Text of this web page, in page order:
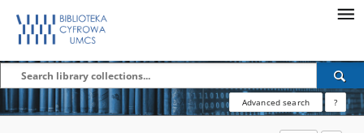
Advanced search ?